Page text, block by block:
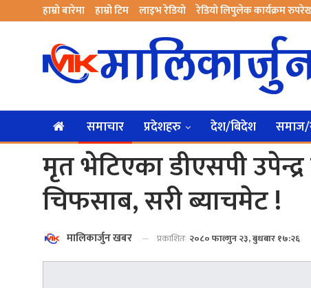
हाम्रो बारेमा हाम्रो टिम लाइभ रेडियो रेडियो लिपुलेक कार्यक्रम
समाचार प्रदेशहरु देश/बिदेश समाज/
मृत भेटिएका डीएसपी
चिफसाब, सरी ब्याचमेट !
मालिकार्जुन खबर प्रकाशितः २०८० फाल्गुन २३, बुधबार १७:२६